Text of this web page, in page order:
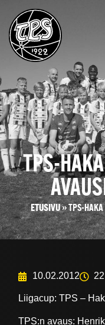
TPS-
ETUSIVU»TPS-HAKA
10.02.2012
Liigacup: TPS –
TPS:n avaus: